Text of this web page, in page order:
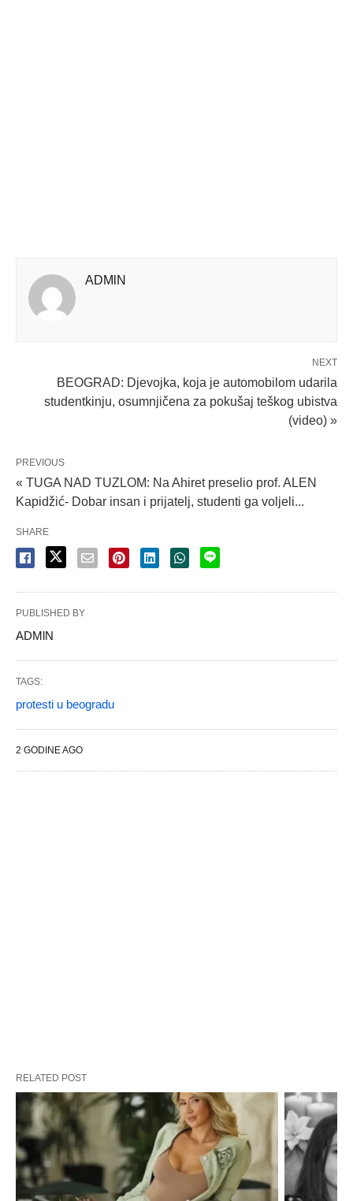
ADMlN
NEXT
BEOGRAD: Djevojka, koja je automobilom udarila
studentkinju, osumnjičena za pokušaj teškog ubistva
(video) »
PREVIOUS
« TUGA NAD TUZLOM: Na Ahiret preselio prof. ALEN
Kapidžić- Dobar insan i prijatelj, studenti ga voljeli...
SHARE
PUBLISHED BY
ADMlN
TAGS:
protesti u beogradu
2 GODINE AGO
RELATED POST